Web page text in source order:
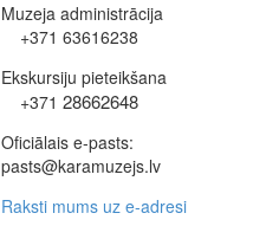
Muzeja administrācija
+371 63616238
Ekskursiju pieteikšana
+371 28662648
Oficiālais e-pasts:
pasts@karamuzejs.lv
Raksti mums uz e-adresi